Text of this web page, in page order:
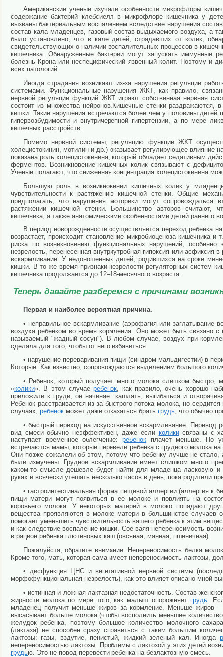
Американские ученые изучали особенности микрофлоры
содержание бактерий клебсиелл в микрофлоре кишечника у
вызваны бактериальным воспалением вследствие нарушения
состав кала младенцев, газовый состав выдыхаемого воздуха, а
было установлено, что в кале детей, страдавших от колик,
свидетельствующих о наличии воспалительных процессов в
кишечника. Обнаруженные бактерии могут запускать иммунные
болезнь Крона или неспецифический язвенный колит. Поэтому и
всех патологий.
Иногда страдания возникают из-за нарушения регуляции
системами. Функциональные нарушения ЖКТ, как правило,
нервной регуляции функций ЖКТ играют собственная нервная
состоит из множества нейронов.Кишечные стенки раздражаются,
кишки. Такие нарушения встречаются более чем у половины детей
гипервозбудимости и внутричерепной гипертензии, а по мере
кишечных расстройств.
Помимо нервной системы, регуляцию функции ЖКТ
холецистокинин, мотилин и др.) оказывает регулирующее влияние
показана роль холецистокинина, который обладает седативным
ферментов. Возникновение кишечных колик связывают с
Ученые полагают, что сниженная концентрация холецистокинина
Большую роль в возникновении кишечных колик у
чувствительности к растяжению кишечной стенки. Общие
предполагать, что нарушения моторики могут сопровождаться
растяжении кишечной стенки. Большинство авторов считают,
кишечника, а также анатомическими особенностями детей раннего
В период новорожденности осуществляется переход ребенка
возрастает, происходит становление микробиоценоза кишечника
риска по возникновению функциональных нарушений,
незрелость, перенесенная внутриутробная гипоксия или асфиксия
вскармливание. У недоношенных детей, родившихся на сроке
кишки. В то же время признаки незрелости регуляторных систем
кишечника продолжается до 12–18-месячного возраста.
Теперь давайте разберемся с причинами
Первая и наиболее вероятная причина.
• неправильное вскармливание (аэрофагия или заглатывание
воздуха ребенком во время кормления. Оно может быть связано
называемый "жадный сосун"). В любом случае, воздух при
сделала для того, чтобы от него избавиться.
• нарушение переваривания пищи (синдром мальдигестии) в
Которые. Как известно, сопровождаются выделением большого
• Ребенок, который получает много молока слишком быстро,
«колики». В этом случаеребенок, как правило, очень хорошо
приложили к груди, он начинает кашлять, выгибаться и
Ребенок расстраивается из-за быстрого потока молока, но
случаях, ребенок может даже отказаться брать грудь, что обычно
• быстрый переход на искусственное вскармливание. Перевод
вид смеси обычно неэффективен, даже если коликисвязаны с
наступает временное облегчение:ребенок плачет меньше. Но
встречаются мамы, которые перевели ребенка с грудного молока
Они позже сожалели об этом, потому что ребенку лучше не стало,
были измучены. Грудное вскармливание имеет слишком много
каком-то смысле дешевле будет найти для младенца ласковую и
руках и всячески утешать несколько часов в день, пока родители
• гастроинтестинальная форма пищевой аллергии (аллергия к
пищи матери могут появиться в ее молоке и повлиять на
коровьего молока. У некоторых матерей в молоко попадают
вещества проявляются в молоке матери в большинстве
помогает уменьшить чувствительность вашего ребенка к этим
и как следствие воспаление кишки. Сое ваяя непереносимость
в рацион ребенка глютеновых каш (овсяная, манная, пшеничная).
Пожалуйста, обратите внимание: Непереносимость белка
Кроме того, мать, которая сама имеет непереносимость лактозы,
• дисфункция ЦНС и вегетативной нервной системы
морфофункциональная незрелость), как это влияет описано мной
• истинная и ложная лактазная недостаточность. Состав
жирности молока по мере того, как малыш опорожняет грудь.
младенец получит меньше жиров за кормление. Меньше жиров
высасывает больше молока (чтобы восполнить меньшее
желудок ребенка, поэтому большое количество молочного
(лактаза) не способен сразу справиться с таким большим
лактозы: газы, вздутие, пенистый, жидкий зеленый кал. Иногда
непереносимостью лактозы. Проблемы с лактозой у этих детей
грудью. Это не повод перевести ребенка на безлактозную смесь.